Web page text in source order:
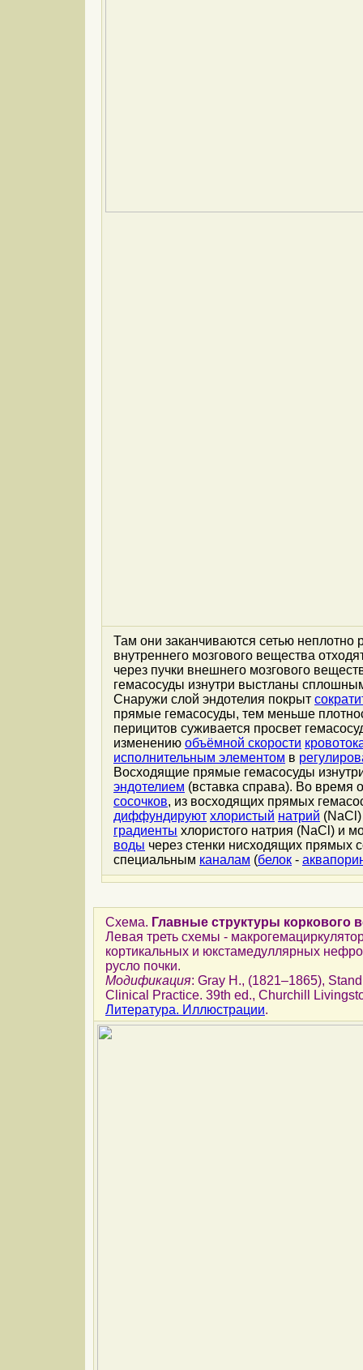
Там они заканчиваются сетью неплотно
внутреннего мозгового вещества
через пучки внешнего мозгового
гемасосуды изнутри выстланы
Снаружи слой эндотелия покрыт
прямые гемасосуды, тем меньше
перицитов суживается просвет
изменению объёмной скорости
исполнительным элементом в
Восходящие прямые гемасосуды
эндотелием (вставка справа). Во время
сосочков, из восходящих прямых
диффундируют хлористый натрий
градиенты хлористого натрия (NaCl) и
воды через стенки нисходящих прямых
специальным каналам (белок -
Схема. Главные структуры коркового
Левая треть схемы -
кортикальных и юкстамедуллярных
русло почки.
Модификация: Gray H., (1821–1865),
Clinical Practice. 39th ed., Churchill
Литература. Иллюстрации.